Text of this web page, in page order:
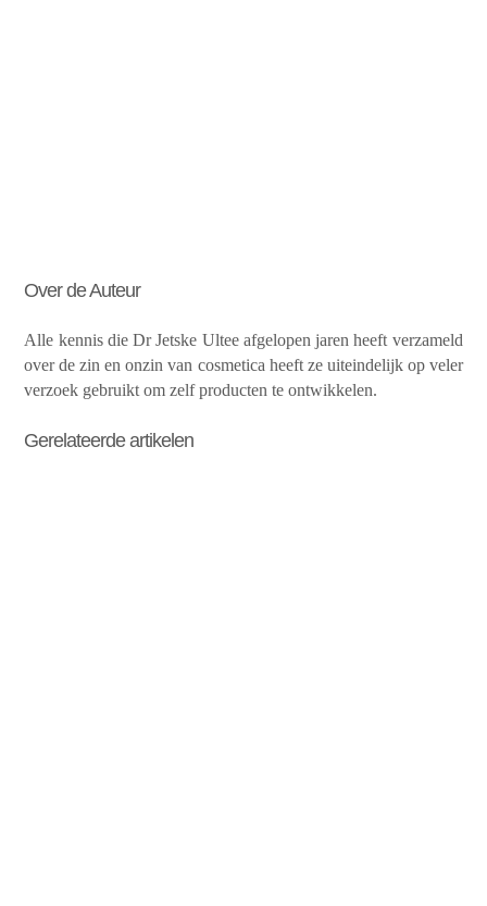
Over de Auteur
Alle kennis die Dr Jetske Ultee afgelopen jaren heeft verzameld
over de zin en onzin van cosmetica heeft ze uiteindelijk op veler
verzoek gebruikt om zelf producten te ontwikkelen.
Gerelateerde artikelen